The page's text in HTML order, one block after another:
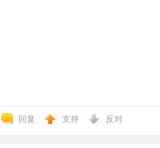
回复 支持 反对